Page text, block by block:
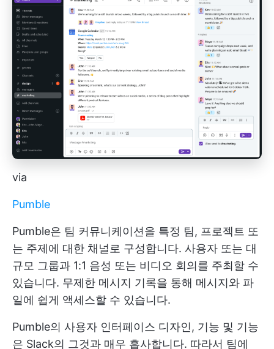
via
Pumble
Pumble은 팀 커뮤니케이션을 특정 팀, 프로젝트 또
는 주제에 대한 채널로 구성합니다. 사용자 또는 대
규모 그룹과 1:1 음성 또는 비디오 회의를 주최할 수
있습니다. 무제한 메시지 기록을 통해 메시지와 파
일에 쉽게 액세스할 수 있습니다.
Pumble의 사용자 인터페이스 디자인, 기능 및 기능
은 Slack의 그것과 매우 흡사합니다. 따라서 팀에